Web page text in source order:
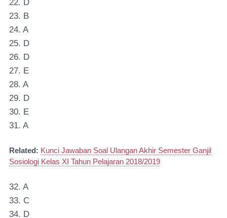
22. D
23. B
24. A
25. D
26. D
27. E
28. A
29. D
30. E
31. A
Related: Kunci Jawaban Soal Ulangan Akhir Semester Ganjil
Sosiologi Kelas XI Tahun Pelajaran 2018/2019
32. A
33. C
34. D